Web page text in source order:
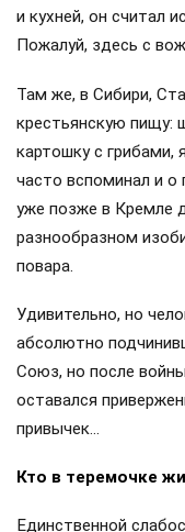
и кухней, он считал
Пожалуй, здесь с
Там же, в Сибири,
крестьянскую пищу:
картошку с грибами,
часто вспоминал и о
уже позже в Кремле
разнообразном
повара.
Удивительно, но
абсолютно
Союз, но после
оставался
привычек…
Кто в теремочке
Единственной